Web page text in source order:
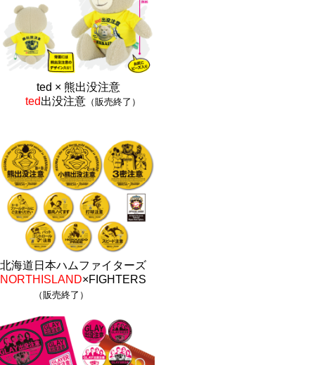
ted × 熊出没注意
ted出没注意 （販売終了）
北海道日本ハムファイターズ
NORTHISLAND×FIGHTERS
（販売終了）